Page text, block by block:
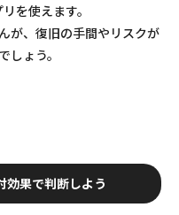
を使えます。
が、復旧の手間やリスクが
ょう。
効果で判断しよう